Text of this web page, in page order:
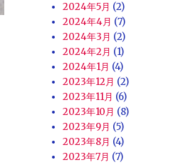
2024年5月 (2)
2024年4月 (7)
2024年3月 (2)
2024年2月 (1)
2024年1月 (4)
2023年12月 (2)
2023年11月 (6)
2023年10月 (8)
2023年9月 (5)
2023年8月 (4)
2023年7月 (7)